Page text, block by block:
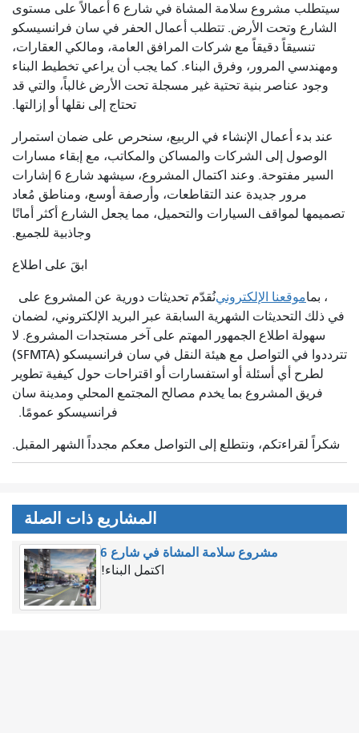
سيتطلب مشروع سلامة المشاة في شارع 6 أعمالاً على مستوى
الشارع وتحت الأرض. تتطلب أعمال الحفر في سان فرانسيسكو
تنسيقاً دقيقاً مع شركات المرافق العامة، ومالكي العقارات،
ومهندسي المرور، وفرق البناء. كما يجب أن يراعي تخطيط البناء
وجود عناصر بنية تحتية غير مسجلة تحت الأرض غالباً، والتي قد
تحتاج إلى نقلها أو إزالتها.
عند بدء أعمال الإنشاء في الربيع، سنحرص على ضمان استمرار
الوصول إلى الشركات والمساكن والمكاتب، مع إبقاء مسارات
السير مفتوحة. وعند اكتمال المشروع، سيشهد شارع 6 إشارات
مرور جديدة عند التقاطعات، وأرصفة أوسع، ومناطق مُعاد
تصميمها لمواقف السيارات والتحميل، مما يجعل الشارع أكثر أمانًا
وجاذبية للجميع.
ابقَ على اطلاع
نُقدّم تحديثات دورية عن المشروع علىموقعنا الإلكتروني، بما
في ذلك التحديثات الشهرية السابقة عبر البريد الإلكتروني، لضمان
سهولة اطلاع الجمهور المهتم على آخر مستجدات المشروع. لا
تترددوا في التواصل مع هيئة النقل في سان فرانسيسكو (SFMTA)
لطرح أي أسئلة أو استفسارات أو اقتراحات حول كيفية تطوير
فريق المشروع بما يخدم مصالح المجتمع المحلي ومدينة سان
فرانسيسكو عمومًا.
شكراً لقراءتكم، ونتطلع إلى التواصل معكم مجدداً الشهر المقبل.
المشاريع ذات الصلة
مشروع سلامة المشاة في شارع 6
اكتمل البناء!